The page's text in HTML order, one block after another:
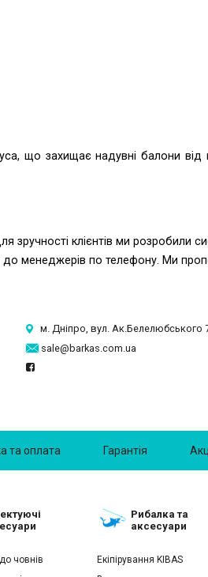
що захищає надувні балони
зручності клієнтів ми розробили
менеджерів по телефону. Ми
м. Дніпро, вул. Ак.Белелюбського
sale@barkas.com.ua
та оплата Гарантія
човнів
Рибалка та
аксесуари
Екіпірування KIBAS